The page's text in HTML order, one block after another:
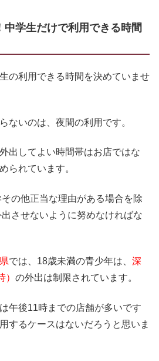
中学生だけで利用できる時間
の利用できる時間を決めていませ
ないのは、夜間の利用です。
出してよい時間帯はお店ではな
られています。
の他正当な理由がある場合を除
させないように努めなければな
では、18歳未満の青少年は、 深
の外出は制限されています。
午後11時までの店舗が多いです
するケースはないだろうと思いま